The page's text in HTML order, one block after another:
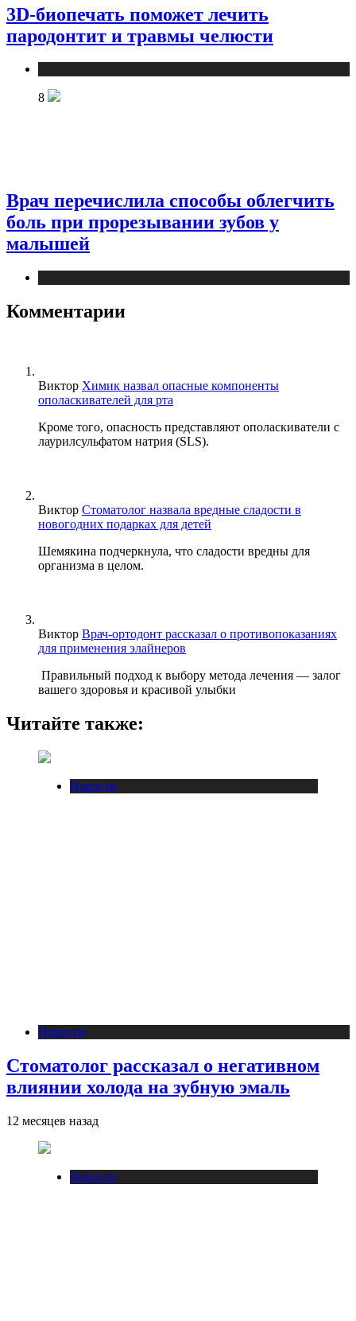
3D-биопечать поможет лечить
пародонтит и травмы челюсти
8
Врач перечислила способы облегчить
боль при прорезывании зубов у
малышей
Комментарии
Виктор Химик назвал опасные компоненты
ополаскивателей для рта
Кроме того, опасность представляют ополаскиватели с
лаурилсульфатом натрия (SLS).
Виктор Стоматолог назвала вредные сладости в
новогодних подарках для детей
Шемякина подчеркнула, что сладости вредны для
организма в целом.
Виктор Врач-ортодонт рассказал о противопоказаниях
для применения элайнеров
Правильный подход к выбору метода лечения — залог
вашего здоровья и красивой улыбки
Читайте также:
Новости
Новости
Стоматолог рассказал о негативном
влиянии холода на зубную эмаль
12 месяцев назад
Новости